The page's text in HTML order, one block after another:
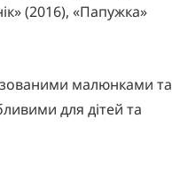
(2016), «Папужка»
малюнками та
для дітей та